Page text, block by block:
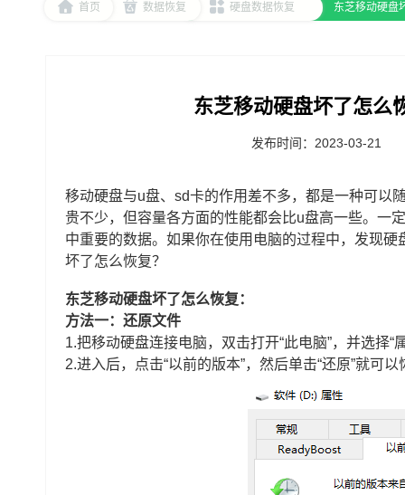
首页 数据恢复 硬盘数据恢复 东芝移动硬盘
东芝移动硬盘坏了怎么
发布时间：2023-03-21
移动硬盘与u盘、sd卡的作用差不多，都是一种可以
贵不少，但容量各方面的性能都会比u盘高一些。一
中重要的数据。如果你在使用电脑的过程中，发现
坏了怎么恢复？
东芝移动硬盘坏了怎么恢复：
方法一：还原文件
1.把移动硬盘连接电脑，双击打开“此电脑”，并选择“
2.进入后，点击“以前的版本”，然后单击“还原”就可